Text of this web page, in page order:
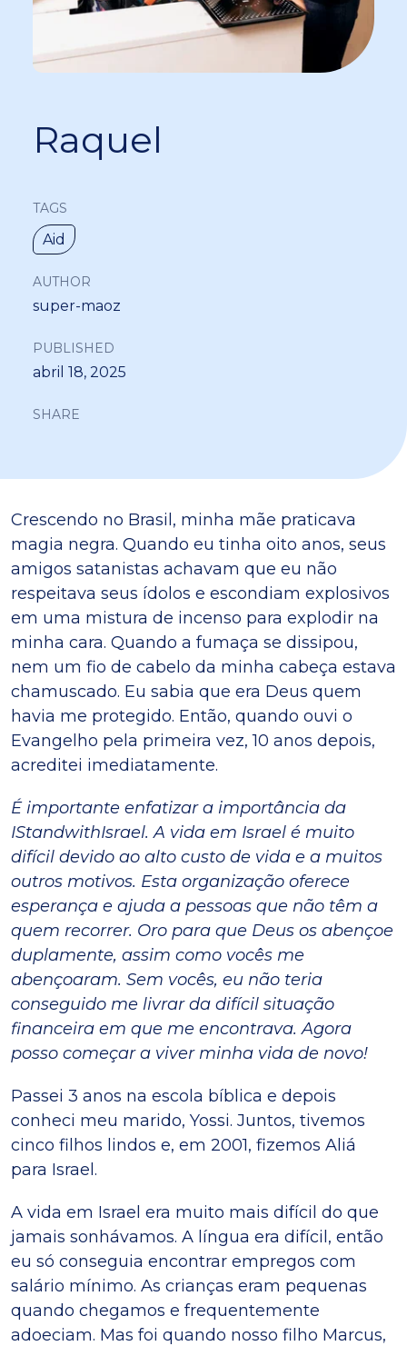
Raquel
TAGS
Aid
AUTHOR
super-maoz
PUBLISHED
abril 18, 2025
SHARE
Crescendo no Brasil, minha mãe praticava
magia negra. Quando eu tinha oito anos, seus
amigos satanistas achavam que eu não
respeitava seus ídolos e escondiam explosivos
em uma mistura de incenso para explodir na
minha cara. Quando a fumaça se dissipou,
nem um fio de cabelo da minha cabeça estava
chamuscado. Eu sabia que era Deus quem
havia me protegido. Então, quando ouvi o
Evangelho pela primeira vez, 10 anos depois,
acreditei imediatamente.
É importante enfatizar a importância da
IStandwithIsrael. A vida em Israel é muito
difícil devido ao alto custo de vida e a muitos
outros motivos. Esta organização oferece
esperança e ajuda a pessoas que não têm a
quem recorrer. Oro para que Deus os abençoe
duplamente, assim como vocês me
abençoaram. Sem vocês, eu não teria
conseguido me livrar da difícil situação
financeira em que me encontrava. Agora
posso começar a viver minha vida de novo!
Passei 3 anos na escola bíblica e depois
conheci meu marido, Yossi. Juntos, tivemos
cinco filhos lindos e, em 2001, fizemos Aliá
para Israel.
A vida em Israel era muito mais difícil do que
jamais sonhávamos. A língua era difícil, então
eu só conseguia encontrar empregos com
salário mínimo. As crianças eram pequenas
quando chegamos e frequentemente
adoeciam. Mas foi quando nosso filho Marcus,